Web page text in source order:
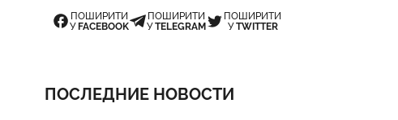
ПОШИРИТИ
У FACEBOOK
ПОШИРИТИ
УTELEGRAM
ПОШИРИТИ
УTWITTER
ПОСЛЕДНИЕ НОВОСТИ